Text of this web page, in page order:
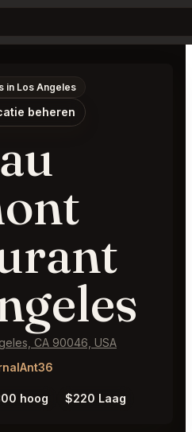
in Los Angeles
beheren
CA 90046, USA
hoog $220 Laag